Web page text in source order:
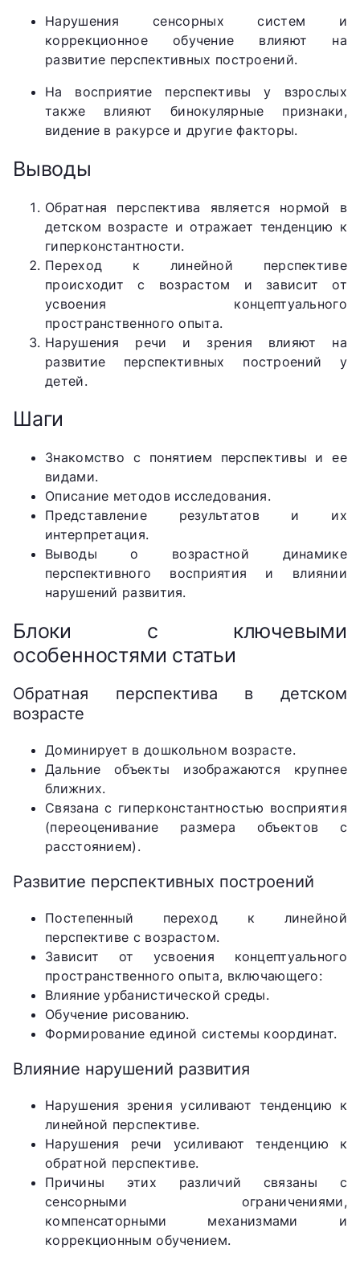
Нарушения сенсорных систем и
коррекционное обучение влияют на
развитие перспективных построений.
На восприятие перспективы у взрослых
также влияют бинокулярные признаки,
видение в ракурсе и другие факторы.
Выводы
Обратная перспектива является нормой в
детском возрасте и отражает тенденцию к
гиперконстантности.
Переход к линейной перспективе
происходит с возрастом и зависит от
усвоения концептуального
пространственного опыта.
Нарушения речи и зрения влияют на
развитие перспективных построений у
детей.
Шаги
Знакомство с понятием перспективы и ее
видами.
Описание методов исследования.
Представление результатов и их
интерпретация.
Выводы о возрастной динамике
перспективного восприятия и влиянии
нарушений развития.
Блоки с ключевыми
особенностями статьи
Обратная перспектива в детском
возрасте
Доминирует в дошкольном возрасте.
Дальние объекты изображаются крупнее
ближних.
Связана с гиперконстантностью восприятия
(переоценивание размера объектов с
расстоянием).
Развитие перспективных построений
Постепенный переход к линейной
перспективе с возрастом.
Зависит от усвоения концептуального
пространственного опыта, включающего:
Влияние урбанистической среды.
Обучение рисованию.
Формирование единой системы координат.
Влияние нарушений развития
Нарушения зрения усиливают тенденцию к
линейной перспективе.
Нарушения речи усиливают тенденцию к
обратной перспективе.
Причины этих различий связаны с
сенсорными ограничениями,
компенсаторными механизмами и
коррекционным обучением.